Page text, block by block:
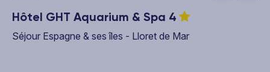
Hôtel GHT Aquarium & Spa 4
Séjour Espagne & ses îles - Lloret de Mar